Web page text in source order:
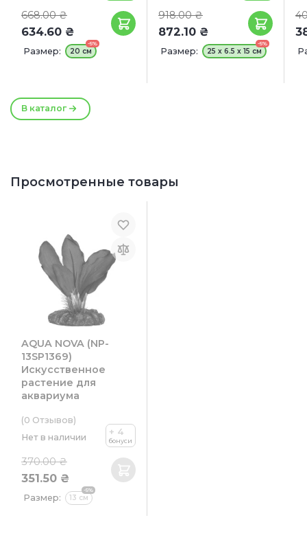
В каталог
668.00 ₴
634.60 ₴
Размер:
-5%
20 см
918.00 ₴
872.10 ₴
Размер:
-5%
25 х 6.5 х 15 см
Просмотренные товары
AQUA NOVA (NP-
13SP1369)
Искусственное
растение для
аквариума
(0 Отзывов)
Нет в наличии
370.00 ₴
351.50 ₴
+ 4
бонуси
Размер:
-5%
13 см